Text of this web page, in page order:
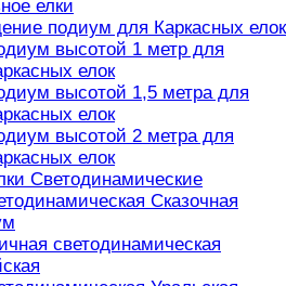
елки
подиум для Каркасных елок
высотой 1 метр для
елок
высотой 1,5 метра для
елок
высотой 2 метра для
елок
Светодинамические
Сказочная
светодинамическая